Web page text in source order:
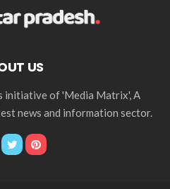
US
initiative of 'Media Matrix', A
news and information sector.